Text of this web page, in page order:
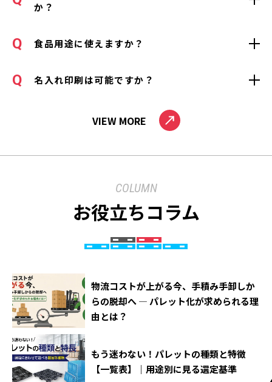
か？
食品用途に使えますか？
名入れ印刷は可能ですか？
VIEW MORE
COLUMN
お役立ちコラム
物流コストが上がる今、手積み手卸しか
らの脱却へ ― パレット化が求められる理
由とは？
もう迷わない！パレットの種類と特徴
【一覧表】｜用途別に見る選定基準